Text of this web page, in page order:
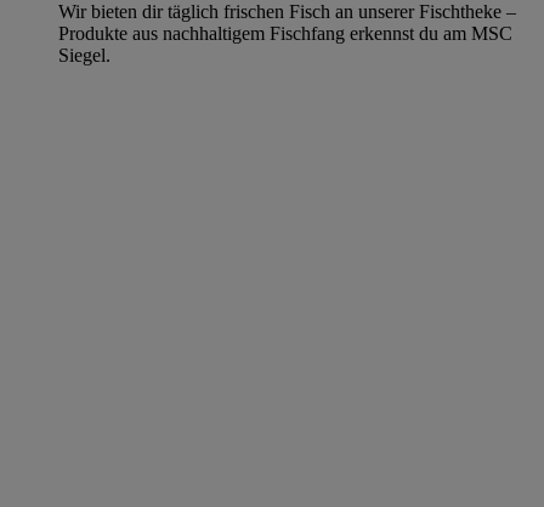
Wir bieten dir täglich frischen Fisch an unserer Fischtheke –
Produkte aus nachhaltigem Fischfang erkennst du am MSC
Siegel.